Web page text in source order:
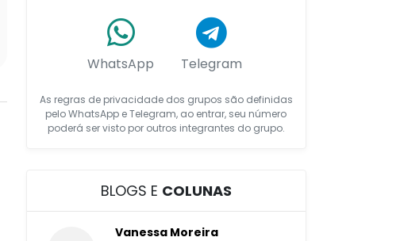
WhatsApp Telegram
As regras de privacidade dos grupos são definidas
pelo WhatsApp e Telegram, ao entrar, seu número
poderá ser visto por outros integrantes do grupo.
BLOGS E COLUNAS
Vanessa Moreira